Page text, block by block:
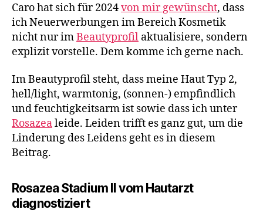
Caro hat sich für 2024von mir gewünscht, dass
ich Neuerwerbungen im Bereich Kosmetik
nicht nur imBeautyprofil aktualisiere, sondern
explizit vorstelle. Dem komme ich gerne nach.
Im Beautyprofil steht, dass meine Haut Typ 2,
hell/light, warmtonig, (sonnen-) empfindlich
und feuchtigkeitsarm ist sowie dass ich unter
Rosazealeide. Leiden trifft es ganz gut, um die
Linderung des Leidens geht es in diesem
Beitrag.
Rosazea Stadium II vom Hautarzt
diagnostiziert